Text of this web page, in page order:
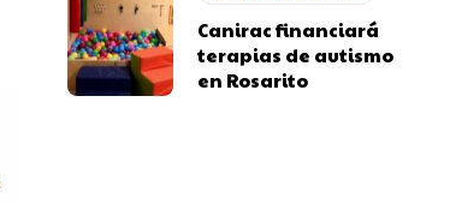
Canirac financiará
terapias de autismo
en Rosarito